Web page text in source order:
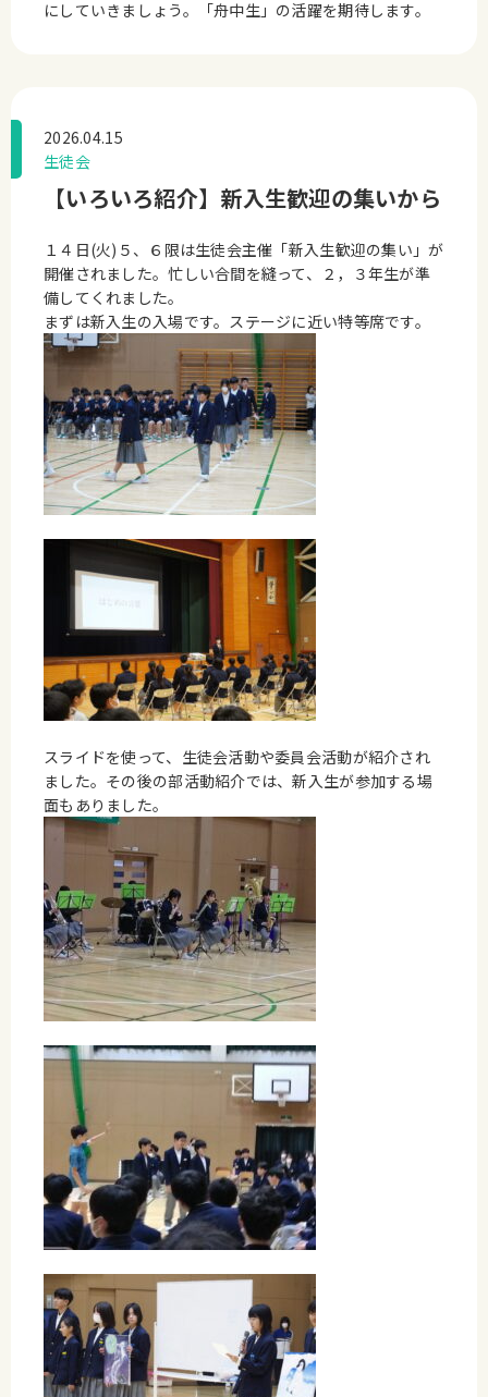
にしていきましょう。「舟中生」の活躍を期待します。
2026.04.15
生徒会
【いろいろ紹介】新入生歓迎の集いから
１４日(火)５、６限は生徒会主催「新入生歓迎の集い」が
開催されました。忙しい合間を縫って、２，３年生が準
備してくれました。
まずは新入生の入場です。ステージに近い特等席です。
スライドを使って、生徒会活動や委員会活動が紹介され
ました。その後の部活動紹介では、新入生が参加する場
面もありました。